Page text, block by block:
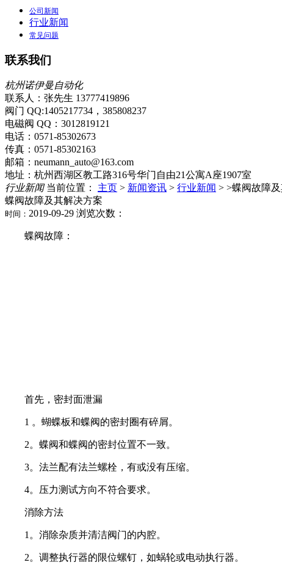
公司新闻
行业新闻
常见问题
联系我们
杭州诺伊曼自动化
联系人：张先生 13777419896
阀门 QQ:1405217734，385808237
电磁阀 QQ：3012819121
电话：0571-85302673
传真：0571-85302163
邮箱：neumann_auto@163.com
地址：杭州西湖区教工路316号华门自由21公寓A座1907室
行业新闻 当前位置： 主页 > 新闻资讯 > 行业新闻 > >蝶阀故障
蝶阀故障及其解决方案
时间： 2019-09-29 浏览次数：
蝶阀故障：
首先，密封面泄漏
1 。蝴蝶板和蝶阀的密封圈有碎屑。
2。蝶阀和蝶阀的密封位置不一致。
3。法兰配有法兰螺栓，有或没有压缩。
4。压力测试方向不符合要求。
消除方法
1。消除杂质并清洁阀门的内腔。
2。调整执行器的限位螺钉，如蜗轮或电动执行器。